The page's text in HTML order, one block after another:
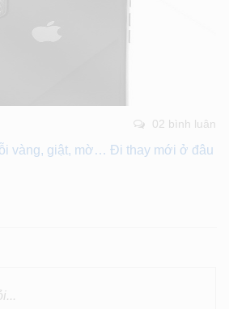
02 bình luân
vàng, giật, mờ… Đi thay mới ở đâu